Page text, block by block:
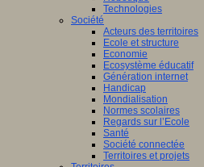
Technologies
Société
Acteurs des territoires
Ecole et structure
Economie
Ecosystème éducatif
Génération internet
Handicap
Mondialisation
Normes scolaires
Regards sur l’Ecole
Santé
Société connectée
Territoires et projets